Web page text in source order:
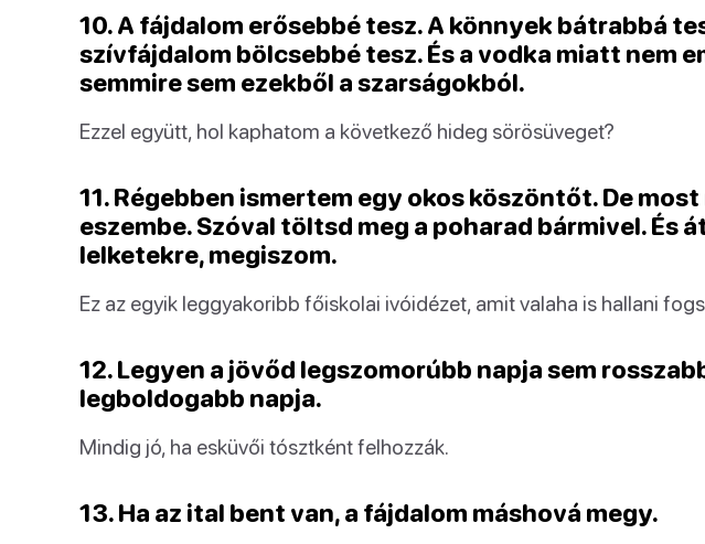
10. A fájdalom erősebbé tesz. A könnyek bátrabbá
szívfájdalom bölcsebbé tesz. És a vodka miatt nem
semmire sem ezekből a szarságokból.
Ezzel együtt, hol kaphatom a következő hideg sörösüveget?
11. Régebben ismertem egy okos köszöntőt. De
eszembe. Szóval töltsd meg a poharad bármivel. És
lelketekre, megiszom.
Ez az egyik leggyakoribb főiskolai ivóidézet, amit valaha is hallani
12. Legyen a jövőd legszomorúbb napja sem
legboldogabb napja.
Mindig jó, ha esküvői tósztként felhozzák.
13. Ha az ital bent van, a fájdalom máshová megy.